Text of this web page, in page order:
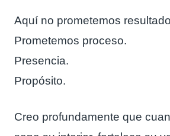
Aquí no prometemos
Prometemos proceso.
Presencia.
Propósito.
Creo profundamente que